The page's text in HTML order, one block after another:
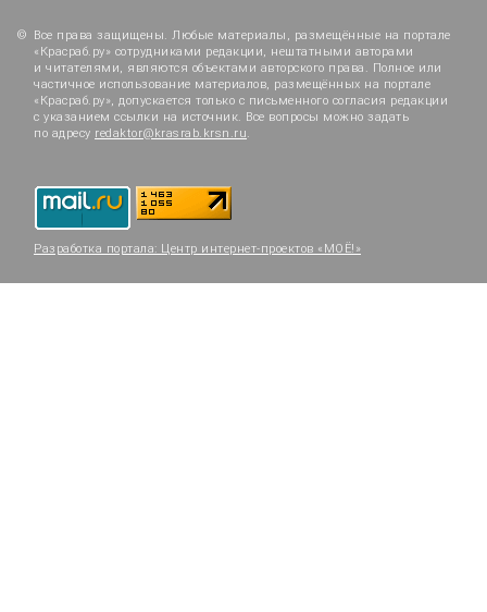
Все права защищены. Любые материалы, размещённые на портале
«Красраб.ру» сотрудниками редакции, нештатными авторами
и читателями, являются объектами авторского права. Полное или
частичное использование материалов, размещённых на портале
«Красраб.ру», допускается только с письменного согласия редакции
с указанием ссылки на источник. Все вопросы можно задать
по адресу redaktor@krasrab.krsn.ru.
Разработка портала: Центр интернет-проектов «МОЁ!»